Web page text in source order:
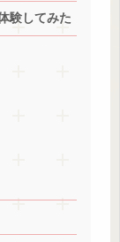
験してみた